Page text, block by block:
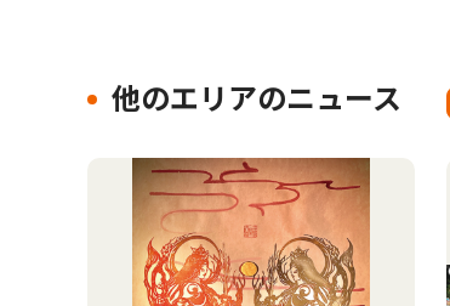
他のエリアのニュース